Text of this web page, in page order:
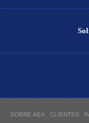
SOBRE AEA CLIENTES